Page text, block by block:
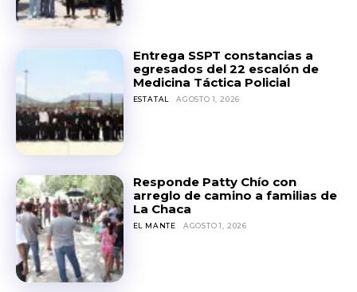
Entrega SSPT constancias a
egresados del 22 escalón de
Medicina Táctica Policial
ESTATAL AGOSTO 1, 2026
Responde Patty Chío con
arreglo de camino a familias de
La Chaca
EL MANTE AGOSTO 1, 2026